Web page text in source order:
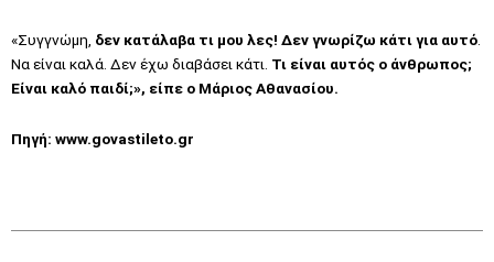
«Συγγνώμη, δεν κατάλαβα τι μου λες! Δεν γνωρίζω κάτι για αυτό
Να είναι καλά. Δεν έχω διαβάσει κάτι. Τι είναι αυτός ο άνθρωπος;
Είναι καλό παιδί;», είπε ο Μάριος Αθανασίου.
Πηγή: www.govastileto.gr